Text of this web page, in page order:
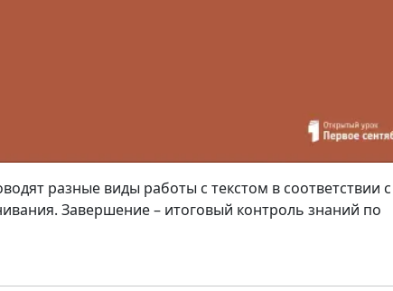
разные виды работы с текстом в соответствии с
Завершение – итоговый контроль знаний по